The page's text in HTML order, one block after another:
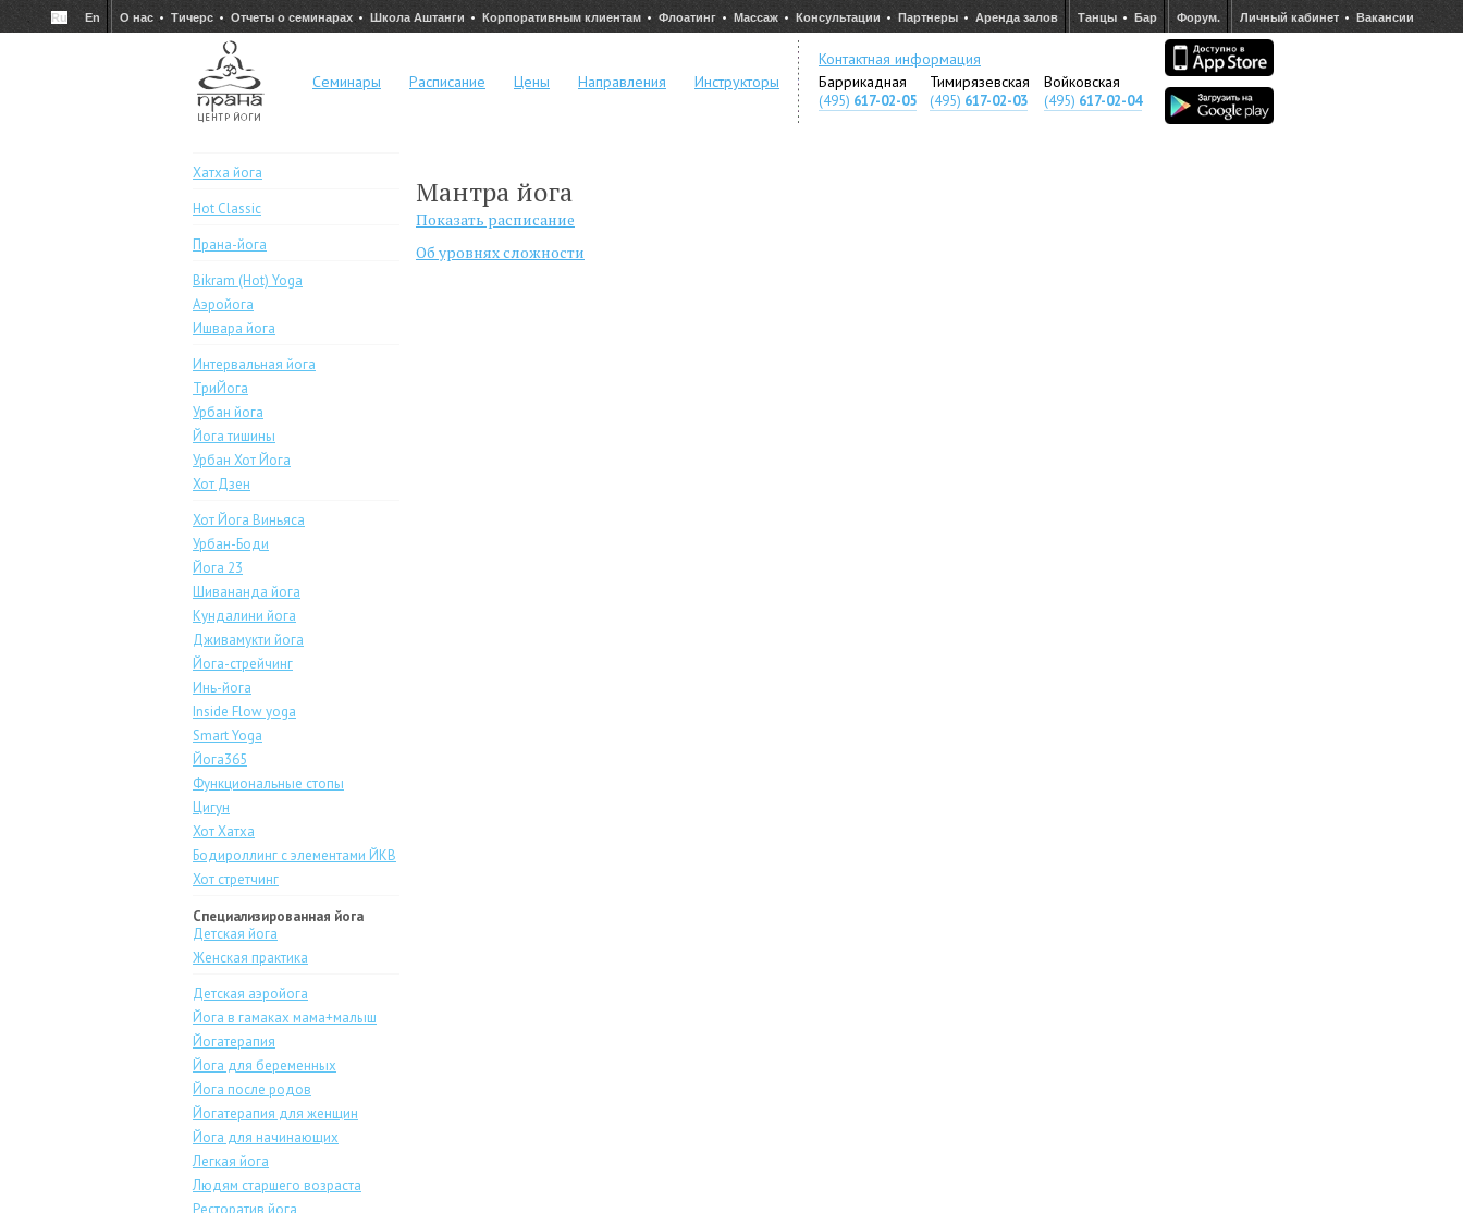
Ru En О нас Тичерс Отчеты о семинарах Школа Аштанги Корпоративным клиентам Флоатинг Массаж Консультации Партнеры Аренда залов Танцы Бар Форум. Личный кабинет Вакансии
Семинары Расписание Цены Направления Инструкторы
Контактная информация
Баррикадная
Тимирязевская Войковская
(495) 617-02-05 (495) 617-02-03 (495) 617-02-04
Хатха йога
Hot Classic
Прана-йога
Bikram (Hot) Yoga
Аэройога
Ишвара йога
Интервальная йога
ТриЙога
Урбан йога
Йога тишины
Урбан Хот Йога
Хот Дзен
Хот Йога Виньяса
Урбан-Боди
Йога 23
Шивананда йога
Кундалини йога
Дживамукти йога
Йога-стрейчинг
Инь-йога
Inside Flow yoga
Smart Yoga
Йога365
Функциональные стопы
Цигун
Хот Хатха
Бодироллинг с элементами ЙКВ
Хот стретчинг
Специализированная йога
Детская йога
Женская практика
Детская аэройога
Йога в гамаках мама+малыш
Йогатерапия
Йога для беременных
Йога после родов
Йогатерапия для женщин
Йога для начинающих
Легкая йога
Людям старшего возраста
Ресторатив йога
Мантра йога
Показать расписание
Об уровнях сложности